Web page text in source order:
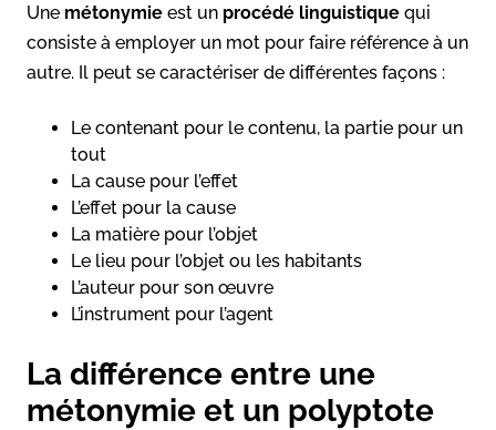
Une métonymie est un procédé linguistique qui
consiste à employer un mot pour faire référence à un
autre. Il peut se caractériser de différentes façons :
Le contenant pour le contenu, la partie pour un
tout
La cause pour l’effet
L’effet pour la cause
La matière pour l’objet
Le lieu pour l’objet ou les habitants
L’auteur pour son œuvre
L’instrument pour l’agent
La différence entre une
métonymie et un polyptote